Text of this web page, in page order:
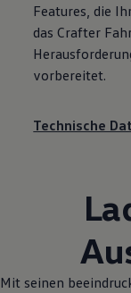
Features, die
das Crafter
vorbereitet.
Technische
Mit seinen